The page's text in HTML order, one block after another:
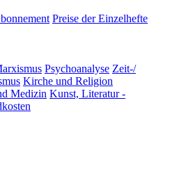
Preise der Einzelhefte
Psychoanalyse Zeit-/
Kirche und Religion
Medizin Kunst, Literatur -